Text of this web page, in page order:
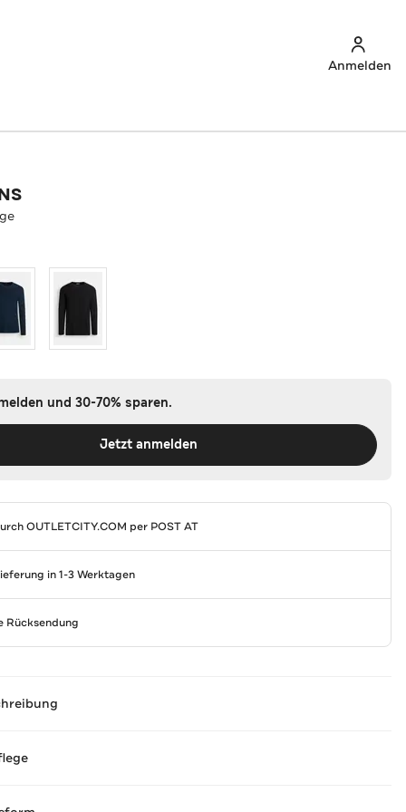
Anmelden
und 30-70% sparen.
Jetzt anmelden
OUTLETCITY.COM per POST AT
in 1-3 Werktagen
Rücksendung